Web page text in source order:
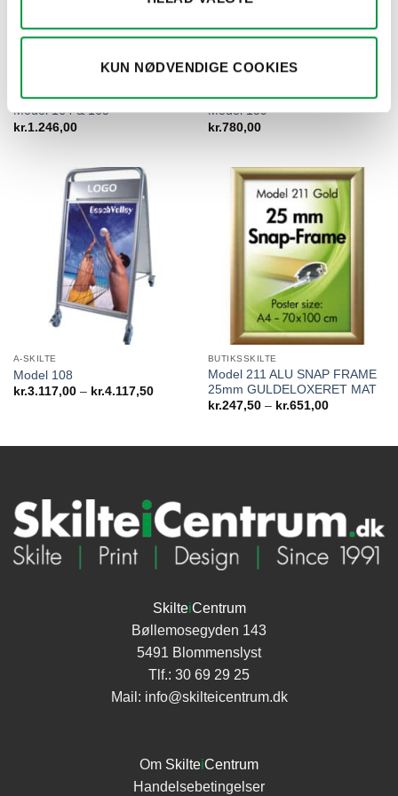
KUN NØDVENDIGE COOKIES
A-SKILTE
Model 164 & 165
kr.1.246,00
Model 159
kr.780,00
A-SKILTE
Model 108
kr.3.117,00 – kr.4.117,50Prisinterval:
kr.3.117,00
BUTIKSSKILTE
Model 211 ALU SNAP FRAME
25mm GULDELOXERET MAT
kr.247,50 – kr.651,00Prisinterval:
SkilteiCentrum
Bøllemosegyden 143
5491 Blommenslyst
Tlf.: 30 69 29 25
Mail: info@skilteicentrum.dk
Om SkilteiCentrum
Handelsebetingelser